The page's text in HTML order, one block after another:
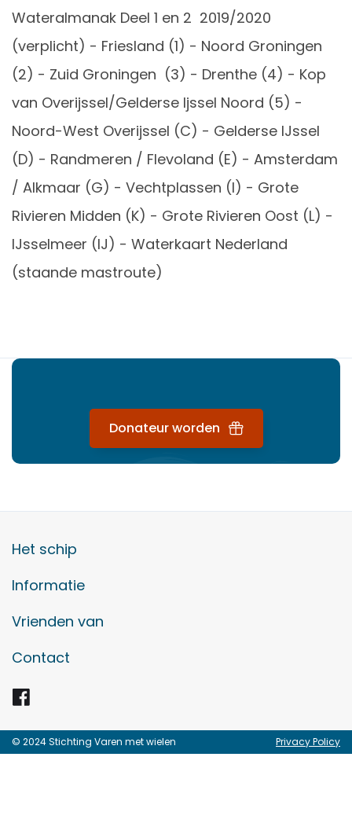
Wateralmanak Deel 1 en 2 2019/2020
(verplicht) - Friesland (1) - Noord Groningen
(2) - Zuid Groningen (3) - Drenthe (4) - Kop
van Overijssel/Gelderse Ijssel Noord (5) -
Noord-West Overijssel (C) - Gelderse IJssel
(D) - Randmeren / Flevoland (E) - Amsterdam
/ Alkmaar (G) - Vechtplassen (I) - Grote
Rivieren Midden (K) - Grote Rivieren Oost (L) -
IJsselmeer (IJ) - Waterkaart Nederland
(staande mastroute)
Donateur worden
Het schip
Informatie
Vrienden van
Contact
© 2024 Stichting Varen met wielen Privacy Policy